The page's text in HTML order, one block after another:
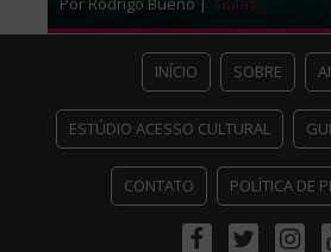
INÍCIO SOBRE
ESTÚDIO ACESSO CULTURAL
CONTATO POLÍTICA DE
FacebookTwitter